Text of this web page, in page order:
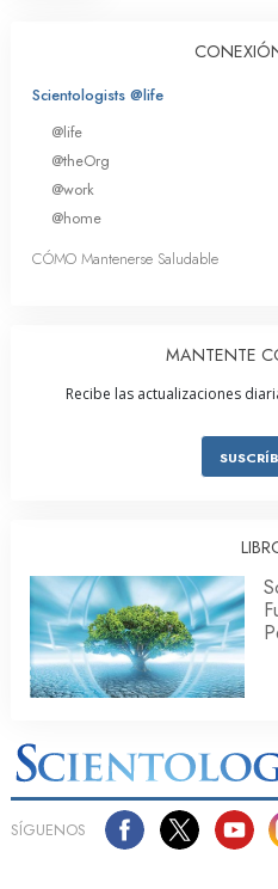
Scientologists @life
@life
@theOrg
@work
@home
CÓMO Mantenerse Saludable
MANTENTE
Recibe las actualizaciones
SÍGUENOS